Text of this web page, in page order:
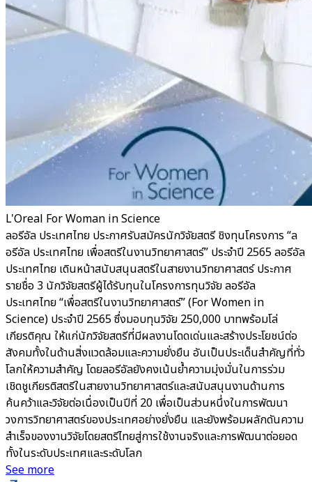
L'Oreal For Woman in Science
ลอรีอัล ประเทศไทย ประกาศรับสมัครนักวิจัยสตรี ชิงทุนโครงการ “ล
อรีอัล ประเทศไทย เพื่อสตรีในงานวิทยาศาสตร์” ประจำปี 2565 ลอรีอัล
ประเทศไทย เดินหน้าสนับสนุนสตรีในสายงานวิทยาศาสตร์ ประกาศ
รายชื่อ 3 นักวิจัยสตรีผู้ได้รับทุนในโครงการทุนวิจัย ลอรีอัล
ประเทศไทย “เพื่อสตรีในงานวิทยาศาสตร์” (For Women in
Science) ประจำปี 2565 ซึ่งมอบทุนวิจัย 250,000 บาทพร้อมโล่
เกียรติคุณ ให้แก่นักวิจัยสตรีที่มีผลงานโดดเด่นและสร้างประโยชน์ต่อ
สังคมทั้งในด้านสิ่งแวดล้อมและความยั่งยืน อันเป็นประเด็นสำคัญที่ทั่ว
โลกให้ความสำคัญ โดยลอรีอัลยังคงเน้นย้ำความมุ่งมั่นในการร่วม
เชิดชูเกียรติสตรีในสายงานวิทยาศาสตร์และสนับสนุนงานด้านการ
ค้นคว้าและวิจัยต่อเนื่องเป็นปีที่ 20 เพื่อเป็นส่วนหนึ่งในการพัฒนา
วงการวิทยาศาสตร์ของประเทศอย่างยั่งยืน และยังพร้อมผลักดันความ
สำเร็จของงานวิจัยโดยสตรีไทยสู่การใช้งานจริงและการพัฒนาต่อยอด
ทั้งในระดับประเทศและระดับโลก
See more